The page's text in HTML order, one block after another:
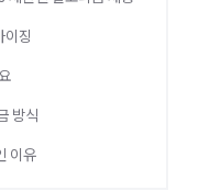
징
방식
이유